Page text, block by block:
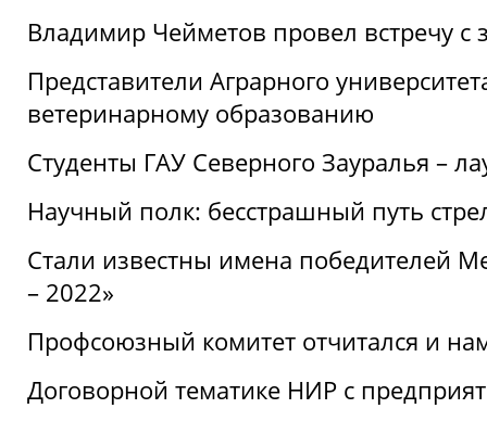
Владимир Чейметов провел встречу
Представители Аграрного
ветеринарному образованию
Студенты ГАУ Северного Зауралья –
Научный полк: бесстрашный путь
Стали известны имена победителей
– 2022»
Профсоюзный комитет отчитался и
Договорной тематике НИР с